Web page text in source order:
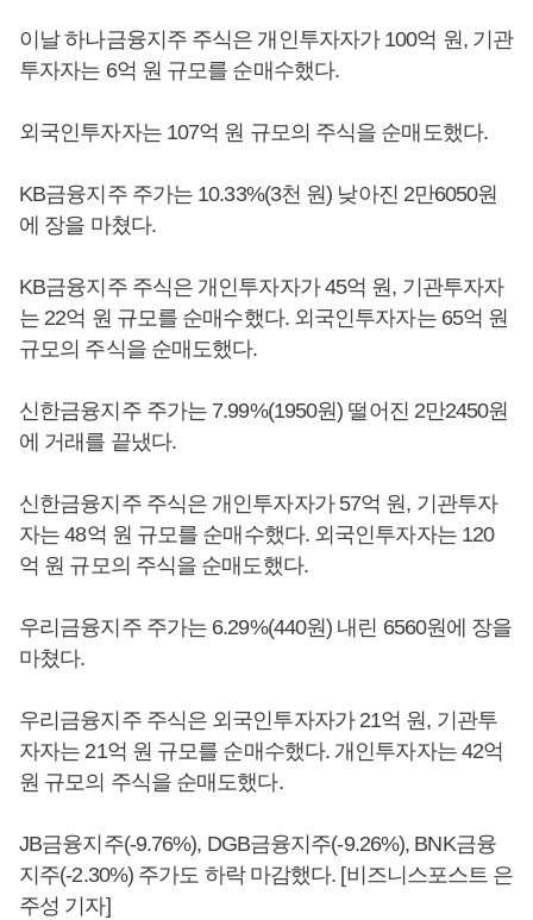
이날 하나금융지주 주식은 개인투자자가 100억 원, 기관
투자자는 6억 원 규모를 순매수했다.
외국인투자자는 107억 원 규모의 주식을 순매도했다.
KB금융지주 주가는 10.33%(3천 원) 낮아진 2만6050원
에 장을 마쳤다.
KB금융지주 주식은 개인투자자가 45억 원, 기관투자자
는 22억 원 규모를 순매수했다. 외국인투자자는 65억 원
규모의 주식을 순매도했다.
신한금융지주 주가는 7.99%(1950원) 떨어진 2만2450원
에 거래를 끝냈다.
신한금융지주 주식은 개인투자자가 57억 원, 기관투자
자는 48억 원 규모를 순매수했다. 외국인투자자는 120
억 원 규모의 주식을 순매도했다.
우리금융지주 주가는 6.29%(440원) 내린 6560원에 장을
마쳤다.
우리금융지주 주식은 외국인투자자가 21억 원, 기관투
자자는 21억 원 규모를 순매수했다. 개인투자자는 42억
원 규모의 주식을 순매도했다.
JB금융지주(-9.76%), DGB금융지주(-9.26%), BNK금융
지주(-2.30%) 주가도 하락 마감했다. [비즈니스포스트 은
주성 기자]